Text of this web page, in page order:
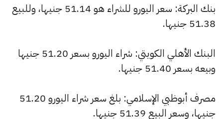
بنك البركة: سعر اليورو للشراء هو 51.14 جنيها، وللبيع
51.38 جنيها.
البنك الأهلي الكويتي: شراء اليورو بسعر 51.20 جنيها
وبيعه بسعر 51.40 جنيها.
مصرف أبوظبي الإسلامي: بلغ سعر شراء اليورو 51.20
جنيها، وسعر البيع 51.39 جنيها.